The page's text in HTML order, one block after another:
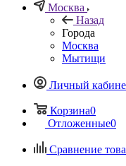
Москва
Назад
Города
Москва
Мытищи
Личный
Корзина0
Отложенные0
Сравнение